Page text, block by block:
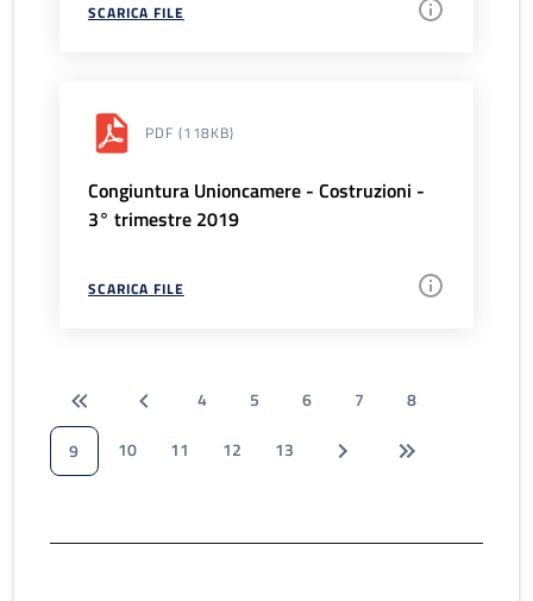
SCARICA FILE
PDF (118KB)
Congiuntura Unioncamere - Costruzioni -
3° trimestre 2019
SCARICA FILE
4 5 6 7
8
9
10 11 12 13